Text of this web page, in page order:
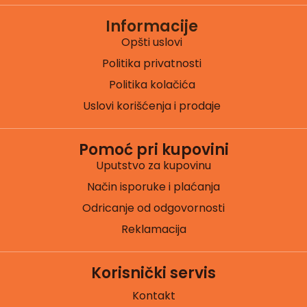
Informacije
Opšti uslovi
Politika privatnosti
Politika kolačića
Uslovi korišćenja i prodaje
Pomoć pri kupovini
Uputstvo za kupovinu
Način isporuke i plaćanja
Odricanje od odgovornosti
Reklamacija
Korisnički servis
Kontakt